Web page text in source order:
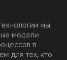
мы
модели
в
для тех, кто